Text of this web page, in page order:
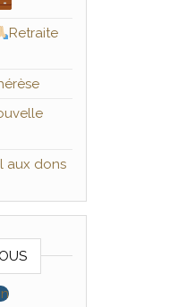
Retraite
aux dons